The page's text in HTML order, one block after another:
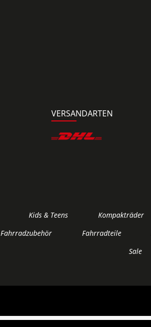
VERSANDARTEN
Kids & Teens Kompakträder
Fahrradzubehör Fahrradteile
Sale